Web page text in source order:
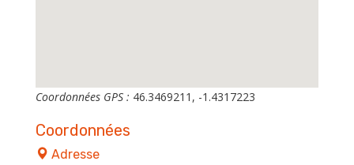
Coordonnées GPS : 46.3469211, -1.4317223
Coordonnées
Adresse